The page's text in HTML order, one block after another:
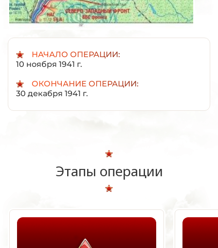
НАЧАЛО ОПЕРАЦИИ:
10 ноября 1941 г.
ОКОНЧАНИЕ ОПЕРАЦИИ:
30 декабря 1941 г.
Этапы операции